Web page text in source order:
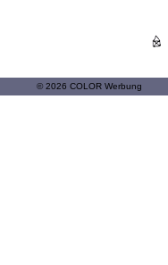
© 2026 COLOR Werbung